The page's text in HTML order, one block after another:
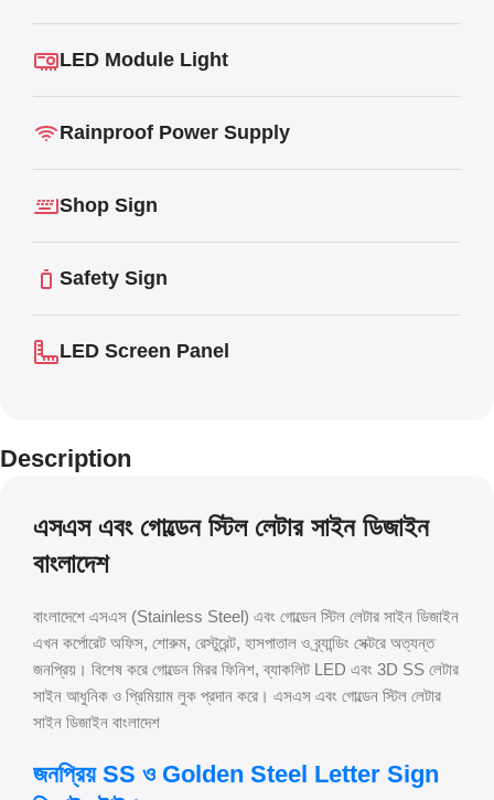
LED Module Light
Rainproof Power Supply
Shop Sign
Safety Sign
LED Screen Panel
Description
এসএস এবং গোল্ডেন স্টিল লেটার সাইন ডিজাইন
বাংলাদেশ
বাংলাদেশে এসএস (Stainless Steel) এবং গোল্ডেন স্টিল লেটার সাইন ডিজাইন
এখন কর্পোরেট অফিস, শোরুম, রেস্টুরেন্ট, হাসপাতাল ও ব্র্যান্ডিং সেক্টরে অত্যন্ত
জনপ্রিয়। বিশেষ করে গোল্ডেন মিরর ফিনিশ, ব্যাকলিট LED এবং 3D SS লেটার
সাইন আধুনিক ও প্রিমিয়াম লুক প্রদান করে। এসএস এবং গোল্ডেন স্টিল লেটার
সাইন ডিজাইন বাংলাদেশ
জনপ্রিয় SS ও Golden Steel Letter Sign